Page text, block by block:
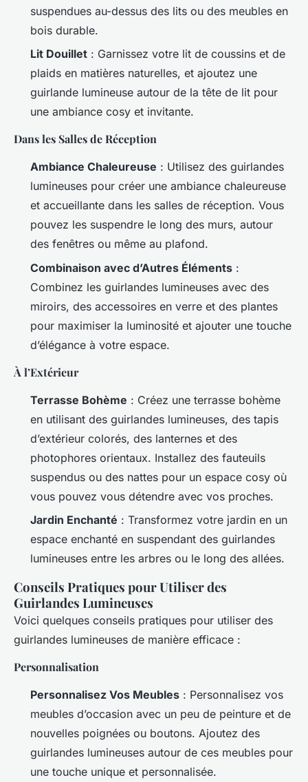
suspendues au-dessus des lits ou des meubles en
bois durable.
Lit Douillet : Garnissez votre lit de coussins et de
plaids en matières naturelles, et ajoutez une
guirlande lumineuse autour de la tête de lit pour
une ambiance cosy et invitante.
Dans les Salles de Réception
Ambiance Chaleureuse : Utilisez des guirlandes
lumineuses pour créer une ambiance chaleureuse
et accueillante dans les salles de réception. Vous
pouvez les suspendre le long des murs, autour
des fenêtres ou même au plafond.
Combinaison avec d’Autres Éléments :
Combinez les guirlandes lumineuses avec des
miroirs, des accessoires en verre et des plantes
pour maximiser la luminosité et ajouter une touche
d’élégance à votre espace.
À l’Extérieur
Terrasse Bohème : Créez une terrasse bohème
en utilisant des guirlandes lumineuses, des tapis
d’extérieur colorés, des lanternes et des
photophores orientaux. Installez des fauteuils
suspendus ou des nattes pour un espace cosy où
vous pouvez vous détendre avec vos proches.
Jardin Enchanté : Transformez votre jardin en un
espace enchanté en suspendant des guirlandes
lumineuses entre les arbres ou le long des allées.
Conseils Pratiques pour Utiliser des
Guirlandes Lumineuses
Voici quelques conseils pratiques pour utiliser des
guirlandes lumineuses de manière efficace :
Personnalisation
Personnalisez Vos Meubles : Personnalisez vos
meubles d’occasion avec un peu de peinture et de
nouvelles poignées ou boutons. Ajoutez des
guirlandes lumineuses autour de ces meubles pour
une touche unique et personnalisée.